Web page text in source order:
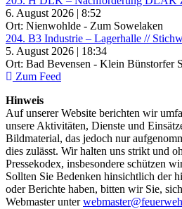
6. August 2026 | 8:52
Ort: Nienwohlde - Zum Sowelaken
204. B3 Industrie – Lagerhalle //
5. August 2026 | 18:34
Ort: Bad Bevensen - Klein Bünstorfer
Zum Feed
Hinweis
Auf unserer Website berichten wir
unsere Aktivitäten, Dienste und
Bildmaterial, das jedoch nur
dies zulässt. Wir halten uns strikt und
Pressekodex, insbesondere schützen
Sollten Sie Bedenken hinsichtlich der
oder Berichte haben, bitten wir Sie,
Webmaster unter